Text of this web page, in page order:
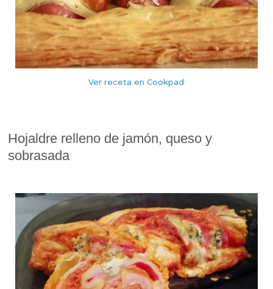
Ver receta en Cookpad
Hojaldre relleno de jamón, queso y
sobrasada